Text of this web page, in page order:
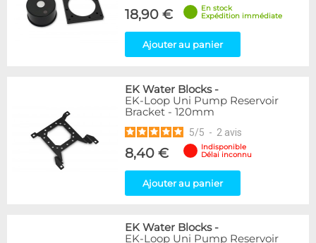
18,90 €
En stock
Expédition immédiate
Ajouter au panier
EK Water Blocks-
EK-Loop Uni Pump Reservoir
Bracket - 120mm
5/5 - 2 avis
8,40 €
Indisponible
Délai inconnu
Ajouter au panier
EK Water Blocks-
EK-Loop Uni Pump Reservoir